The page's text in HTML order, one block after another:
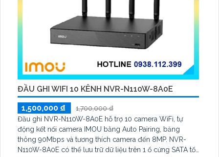
ĐẦU GHI WIFI 10 KÊNH NVR-N110W-8A0E
1,500,000 ₫
1,700,000 ₫
Đầu ghi NVR-N110W-8A0E hỗ trợ 10 camera WiFi, tự
động kết nối camera IMOU bằng Auto Pairing, băng
thông 90Mbps và tương thích camera đến 8MP. NVR-
N110W-8A0E có thể lưu trữ dữ liệu trên 1 ổ cứng SATA tối